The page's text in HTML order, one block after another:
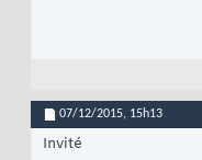
07/12/2015, 15h13
Invité